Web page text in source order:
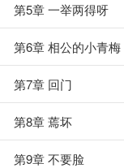
第5章 一举两得呀
第6章 相公的小青梅
第7章 回门
第8章 蔫坏
第9章 不要脸